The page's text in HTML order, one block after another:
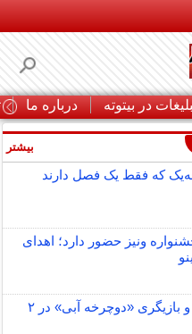
در بیتوته درباره ما
ونیز حضور دارد؛ اهدای
نامزدی بهترین فیلم و بازیگری «دوچرخه آبی» در ۲
بیشتر